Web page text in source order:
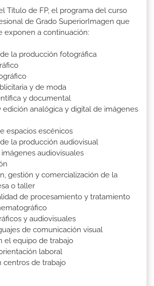
Título de FP, el programa del curso
de Grado SuperiorImagen que
exponen a continuación:
la producción fotográfica
y de moda
y documental
analógica y digital de imágenes
espacios escénicos
la producción audiovisual
audiovisuales
gestión y comercialización de la
o taller
de procesamiento y tratamiento
y audiovisuales
de comunicación visual
el equipo de trabajo
laboral
de trabajo